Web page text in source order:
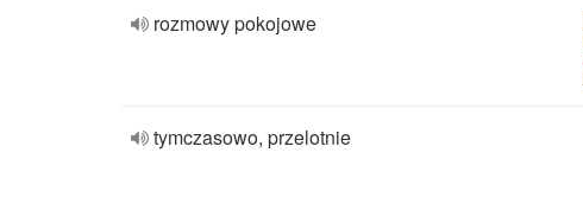
rozmowy pokojowe
tymczasowo, przelotnie